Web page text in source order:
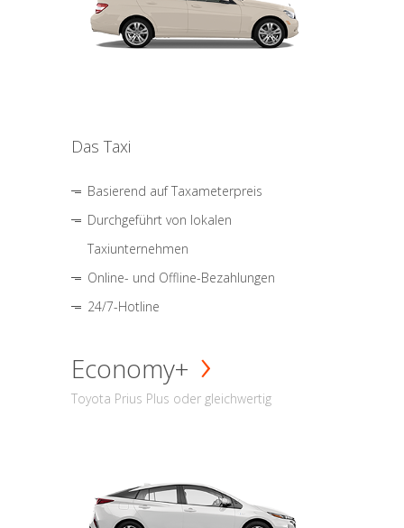
Das Taxi
Basierend auf Taxameterpreis
Durchgeführt von lokalen
Taxiunternehmen
Online- und Offline-Bezahlungen
24/7-Hotline
Economy+
Toyota Prius Plus oder gleichwertig